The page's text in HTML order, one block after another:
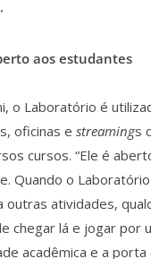
aos estudantes
o Laboratório é
oficinas e streamings
cursos. “Ele é
Quando o
outras atividades,
chegar lá e jogar por
acadêmica e a